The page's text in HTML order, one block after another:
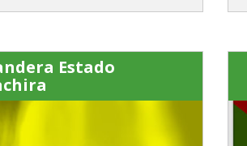
Estado